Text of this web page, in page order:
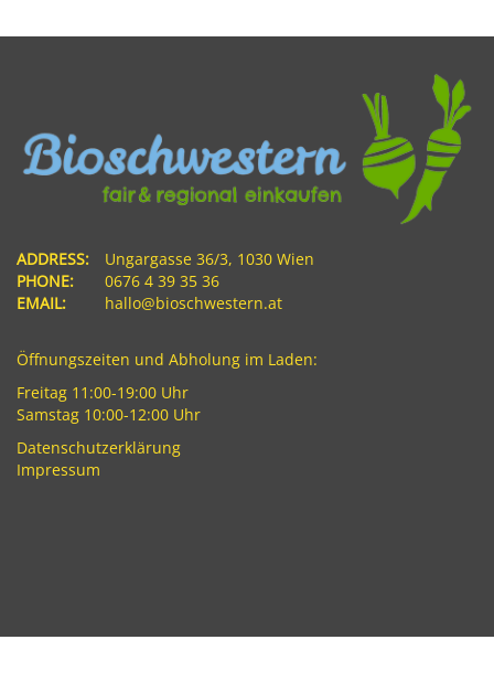
ADDRESS:
Ungargasse 36/3, 1030 Wien
PHONE:
0676 4 39 35 36
EMAIL:
hallo@bioschwestern.at
Öffnungszeiten und Abholung im Laden:
Freitag 11:00-19:00 Uhr
Samstag 10:00-12:00 Uhr
Datenschutzerklärung
Impressum